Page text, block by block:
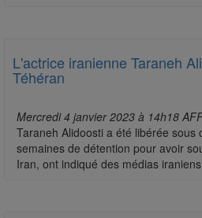
L'actrice iranienne Taraneh
Téhéran
Mercredi 4 janvier 2023 à 14h18
Taraneh Alidoosti a été libérée
semaines de détention pour avoir
Iran, ont indiqué des médias